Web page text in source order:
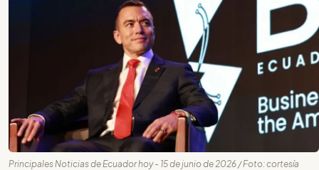
Principales Noticias de Ecuador hoy - 15 de junio de 2026 / Foto: cortesía